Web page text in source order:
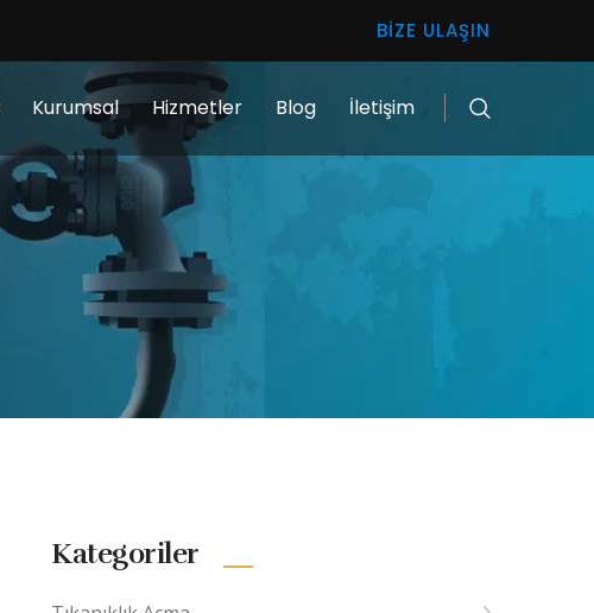
BIZE ULAŞIN
Kurumsal Hizmetler Blog İletişim
Kategoriler